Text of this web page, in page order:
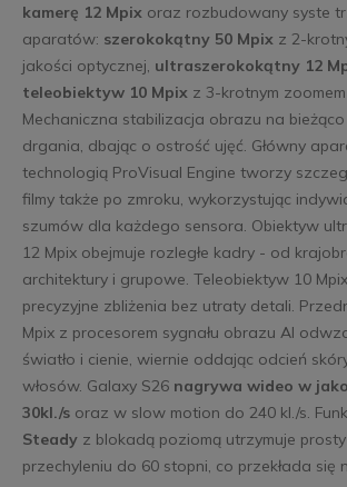
kamerę 12 Mpixoraz rozbudowany syste
aparatów: szerokokątny 50 Mpixz 2-
jakości optycznej, ultraszerokokątny 12
teleobiektyw 10 Mpixz 3-krotnym
Mechaniczna stabilizacja obrazu na bieżąco
drgania, dbając o ostrość ujęć. Główny
technologią ProVisual Engine tworzy
filmy także po zmroku, wykorzystując
szumów dla każdego sensora. Obiektyw
12 Mpix obejmuje rozległe kadry - od
architektury i grupowe. Teleobiektyw 10
precyzyjne zbliżenia bez utraty detali.
Mpix z procesorem sygnału obrazu AI
światło i cienie, wiernie oddając odcień
włosów. Galaxy S26 nagrywa wideo w
30kl./soraz w slow motion do 240 kl./s.
Steadyz blokadą poziomą utrzymuje
przechyleniu do 60 stopni, co przekłada się